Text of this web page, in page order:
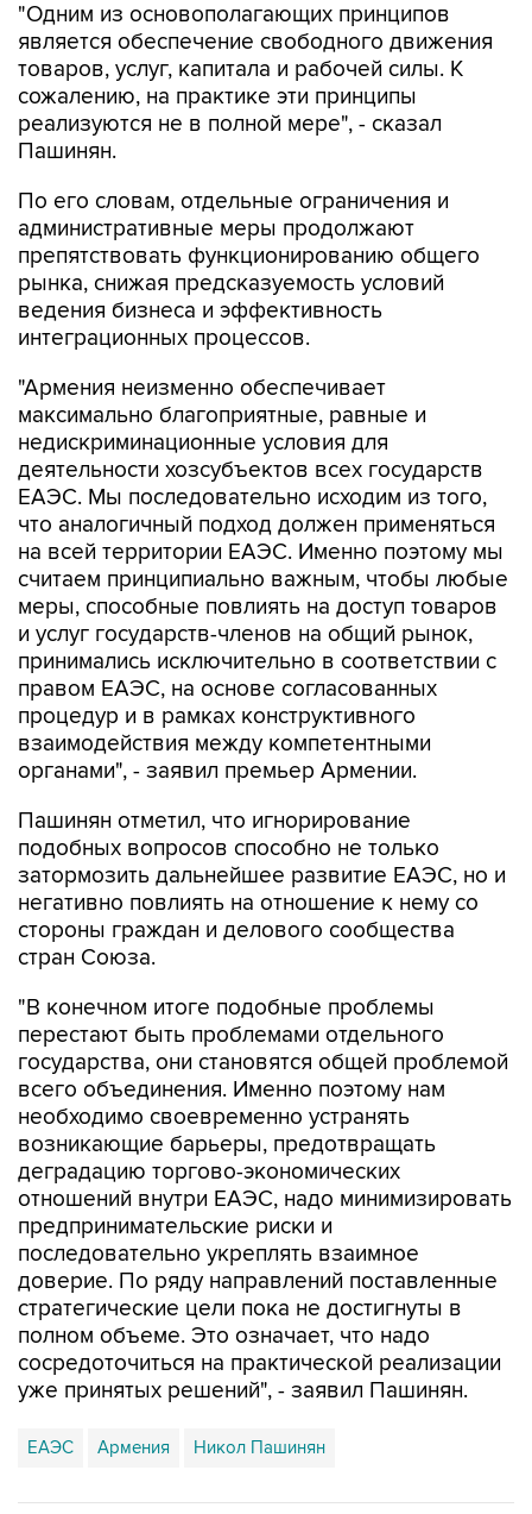
"Одним из основополагающих принципов
является обеспечение свободного движения
товаров, услуг, капитала и рабочей силы. К
сожалению, на практике эти принципы
реализуются не в полной мере", - сказал
Пашинян.
По его словам, отдельные ограничения и
административные меры продолжают
препятствовать функционированию общего
рынка, снижая предсказуемость условий
ведения бизнеса и эффективность
интеграционных процессов.
"Армения неизменно обеспечивает
максимально благоприятные, равные и
недискриминационные условия для
деятельности хозсубъектов всех государств
ЕАЭС. Мы последовательно исходим из того,
что аналогичный подход должен применяться
на всей территории ЕАЭС. Именно поэтому мы
считаем принципиально важным, чтобы любые
меры, способные повлиять на доступ товаров
и услуг государств-членов на общий рынок,
принимались исключительно в соответствии с
правом ЕАЭС, на основе согласованных
процедур и в рамках конструктивного
взаимодействия между компетентными
органами", - заявил премьер Армении.
Пашинян отметил, что игнорирование
подобных вопросов способно не только
затормозить дальнейшее развитие ЕАЭС, но и
негативно повлиять на отношение к нему со
стороны граждан и делового сообщества
стран Союза.
"В конечном итоге подобные проблемы
перестают быть проблемами отдельного
государства, они становятся общей проблемой
всего объединения. Именно поэтому нам
необходимо своевременно устранять
возникающие барьеры, предотвращать
деградацию торгово-экономических
отношений внутри ЕАЭС, надо минимизировать
предпринимательские риски и
последовательно укреплять взаимное
доверие. По ряду направлений поставленные
стратегические цели пока не достигнуты в
полном объеме. Это означает, что надо
сосредоточиться на практической реализации
уже принятых решений", - заявил Пашинян.
ЕАЭС Армения Никол Пашинян